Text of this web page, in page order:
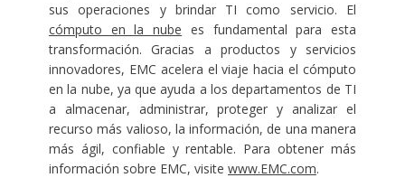
sus operaciones y brindar TI como servicio. El
cómputo en la nube es fundamental para esta
transformación. Gracias a productos y servicios
innovadores, EMC acelera el viaje hacia el cómputo
en la nube, ya que ayuda a los departamentos de TI
a almacenar, administrar, proteger y analizar el
recurso más valioso, la información, de una manera
más ágil, confiable y rentable. Para obtener más
información sobre EMC, visite www.EMC.com.